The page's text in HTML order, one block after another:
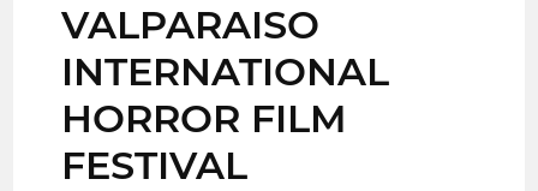
VALPARAISO
INTERNATIONAL
HORROR FILM
FESTIVAL